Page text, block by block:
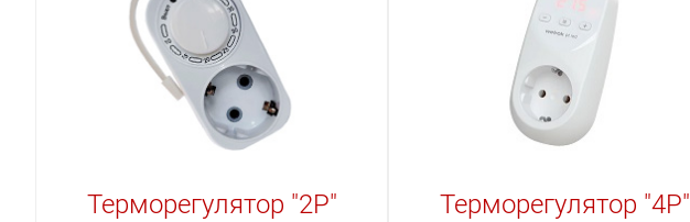
Терморегулятор "2Р" Терморегулятор "4Р"